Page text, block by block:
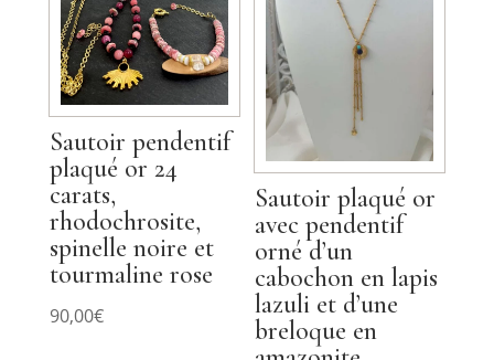
Sautoir pendentif
plaqué or 24
carats,
rhodochrosite,
spinelle noire et
tourmaline rose
90,00€
Sautoir plaqué or
avec pendentif
orné d’un
cabochon en lapis
lazuli et d’une
breloque en